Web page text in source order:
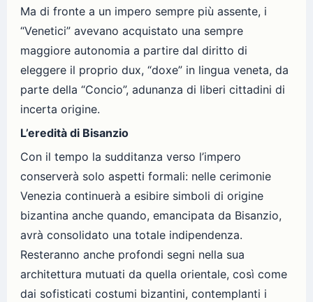
Ma di fronte a un impero sempre più assente, i
“Venetici” avevano acquistato una sempre
maggiore autonomia a partire dal diritto di
eleggere il proprio dux, “doxe” in lingua veneta, da
parte della “Concio”, adunanza di liberi cittadini di
incerta origine.
L’eredità di Bisanzio
Con il tempo la sudditanza verso l’impero
conserverà solo aspetti formali: nelle cerimonie
Venezia continuerà a esibire simboli di origine
bizantina anche quando, emancipata da Bisanzio,
avrà consolidato una totale indipendenza.
Resteranno anche profondi segni nella sua
architettura mutuati da quella orientale, così come
dai sofisticati costumi bizantini, contemplanti i